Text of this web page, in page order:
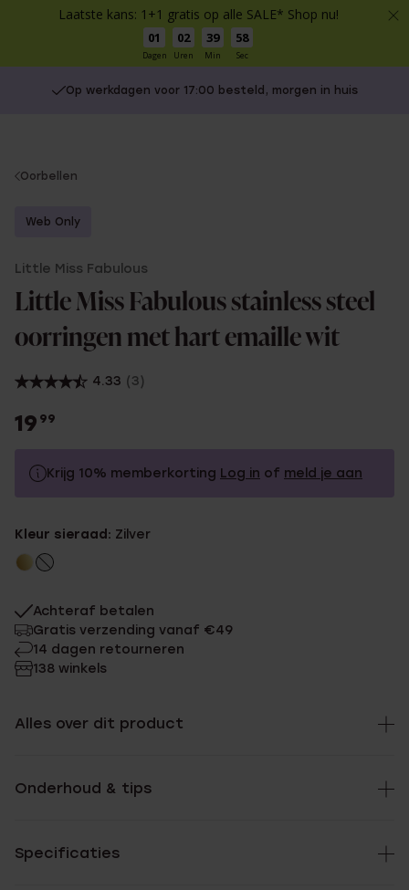
Laatste kans: 1+1 gratis op alle SALE* Shop nu!
01
Dagen
02
Uren
39
Min
58
Sec
Op werkdagen voor 17:00 besteld, morgen in huis
You
here:
Oorbellen
Web Only
Little Miss Fabulous
Little Miss Fabulous stainless steel
oorringen met hart emaille wit
4.33 (3)
19 99
Krijg 10% memberkorting Log in of meld je aan
Zonder memberkorting
Kleur sieraad: Zilver
Achteraf betalen
Gratis verzending vanaf €49
14 dagen retourneren
138 winkels
Alles over dit product
Onderhoud & tips
Specificaties